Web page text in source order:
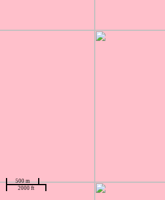
500 m
2000 ft